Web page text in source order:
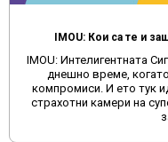
IMOU: Кои са те и
IMOU: Интелигентната
днешно време,
компромиси. И ето тук
страхотни камери на